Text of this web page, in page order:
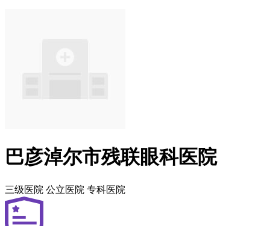
巴彦淖尔市残联眼科医院
三级医院 公立医院 专科医院